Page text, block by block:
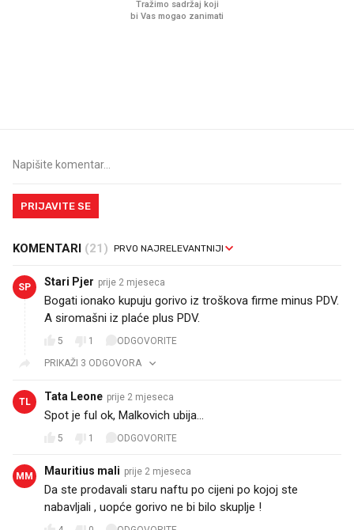
PRIJAVITE SE
KOMENTARI (21)
SP Stari Pjer prije 2 mjeseca
Bogati ionako kupuju gorivo iz troškova firme minus PDV.
A siromašni iz plaće plus PDV.
5 1
ODGOVORITE
PRIKAŽI 3 ODGOVORA
TL Tata Leone prije 2 mjeseca
Spot je ful ok, Malkovich ubija...
5 1 ODGOVORITE
MM Mauritius mali prije 2 mjeseca
Da ste prodavali staru naftu po cijeni po kojoj ste
nabavljali , uopće gorivo ne bi bilo skuplje !